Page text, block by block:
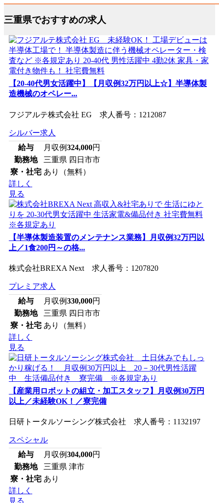
三重県でおすすめの求人
【20-40代男女活躍中】【月収例32万円以上☆】半導体製
造機械のオペレー...
フジアルテ株式会社 EG 求人番号：1212087
シルバー求人
給与
月収例324,000円
勤務地
三重県 四日市市
寮・社宅 あり（無料）
詳しく
見る
【半導体製造装置のメンテナンス業務】月収例32万円以
上／1食200円～の格...
株式会社BREXA Next 求人番号：1207820
プレミア求人
給与
月収例330,000円
勤務地
三重県 四日市市
寮・社宅 あり（無料）
詳しく
見る
【産業用ロボットの組立・加工スタッフ】月収例30万円
以上／未経験OK！／寮完備
日研トータルソーシング株式会社 求人番号：1132197
スペシャル
給与
月収例304,000円
勤務地
三重県 津市
寮・社宅 あり
詳しく
見る